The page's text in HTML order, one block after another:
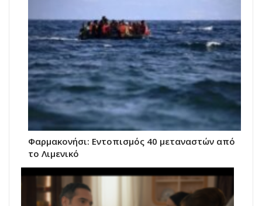
Φαρμακονήσι: Εντοπισμός 40 μεταναστών από
το Λιμενικό